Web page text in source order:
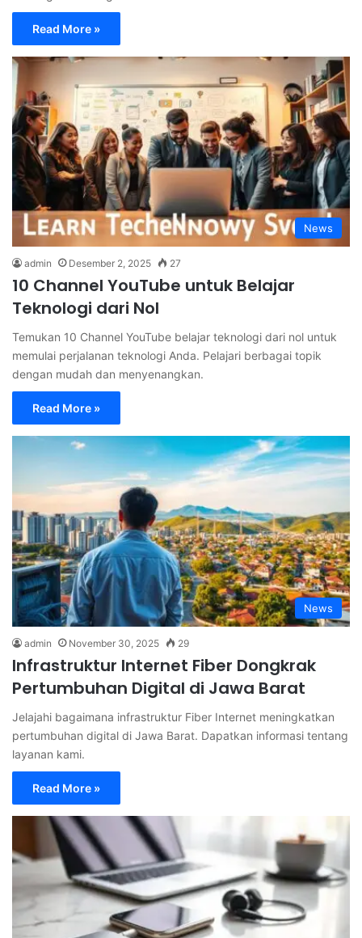
Read More »
News
admin Desember 2, 2025 27
10 Channel YouTube untuk Belajar
Teknologi dari Nol
Temukan 10 Channel YouTube belajar teknologi dari nol untuk
memulai perjalanan teknologi Anda. Pelajari berbagai topik
dengan mudah dan menyenangkan.
Read More »
News
admin November 30, 2025 29
⁠Infrastruktur Internet Fiber Dongkrak
Pertumbuhan Digital di Jawa Barat
Jelajahi bagaimana infrastruktur Fiber Internet meningkatkan
pertumbuhan digital di Jawa Barat. Dapatkan informasi tentang
layanan kami.
Read More »